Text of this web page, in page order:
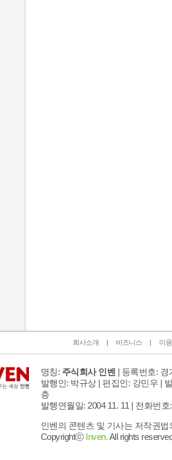
회사소개 비즈니스 이
명칭: 주식회사 인벤 | 등록번호: 경
발행인: 박규상 | 편집인: 강민우 |
층
발행연월일: 2004 11. 11 | 전화번호
인벤의 콘텐츠 및 기사는 저작권
Copyrightⓒ Inven.All rights